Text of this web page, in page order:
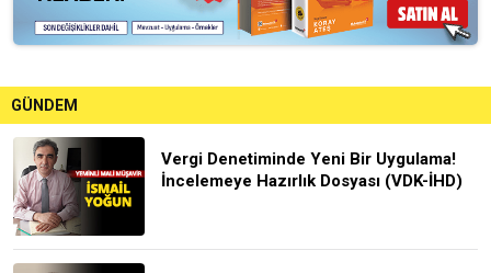
GÜNDEM
Vergi Denetiminde Yeni Bir Uygulama!
İncelemeye Hazırlık Dosyası (VDK-İHD)